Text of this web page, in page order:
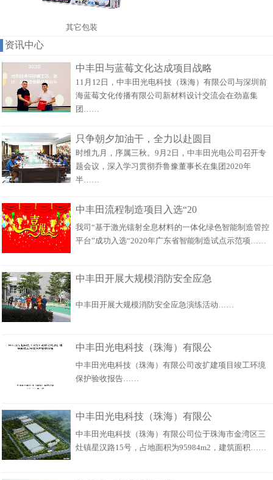
其它包装
资讯中心
中丰田与蓝莓文化达成项目战略
11月12日，中丰田光电科技（珠海）有限公司与深圳前
海蓝莓文化传播有限公司新材料设计交流会在劲嘉集
团……
只争朝夕加油干，全力以赴圆目
时维九月，序属三秋。9月2日，中丰田光电公司召开专
题会议，深入学习贯彻乔鲁豫董事长在集团2020年
半……
中丰田流程制造项目入选“20
我司“基于激光镭射全息材料的一体化绿色智能制造管控
平台”成功入选“2020年广东省智能制造试点示范项……
中丰田开展大规模消防安全应急
中丰田开展大规模消防安全应急演练活动……
中丰田光电科技（珠海）有限公
中丰田光电科技（珠海）有限公司改扩建项目竣工环境
保护验收报告……
中丰田光电科技（珠海）有限公
中丰田光电科技（珠海）有限公司位于珠海市金湾区三
灶镇星汉路15号，占地面积为95984m2，建筑面积……